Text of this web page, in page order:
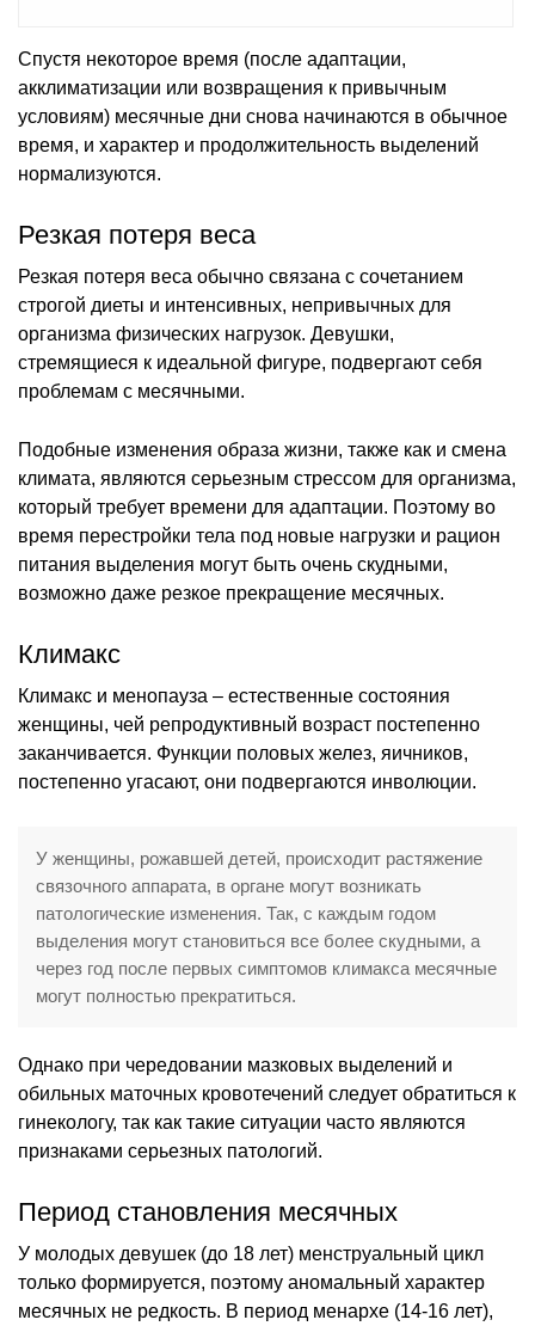
Спустя некоторое время (после адаптации,
акклиматизации или возвращения к привычным
условиям) месячные дни снова начинаются в обычное
время, и характер и продолжительность выделений
нормализуются.
Резкая потеря веса
Резкая потеря веса обычно связана с сочетанием
строгой диеты и интенсивных, непривычных для
организма физических нагрузок. Девушки,
стремящиеся к идеальной фигуре, подвергают себя
проблемам с месячными.
Подобные изменения образа жизни, также как и смена
климата, являются серьезным стрессом для организма,
который требует времени для адаптации. Поэтому во
время перестройки тела под новые нагрузки и рацион
питания выделения могут быть очень скудными,
возможно даже резкое прекращение месячных.
Климакс
Климакс и менопауза – естественные состояния
женщины, чей репродуктивный возраст постепенно
заканчивается. Функции половых желез, яичников,
постепенно угасают, они подвергаются инволюции.
У женщины, рожавшей детей, происходит растяжение
связочного аппарата, в органе могут возникать
патологические изменения. Так, с каждым годом
выделения могут становиться все более скудными, а
через год после первых симптомов климакса месячные
могут полностью прекратиться.
Однако при чередовании мазковых выделений и
обильных маточных кровотечений следует обратиться к
гинекологу, так как такие ситуации часто являются
признаками серьезных патологий.
Период становления месячных
У молодых девушек (до 18 лет) менструальный цикл
только формируется, поэтому аномальный характер
месячных не редкость. В период менархе (14-16 лет),